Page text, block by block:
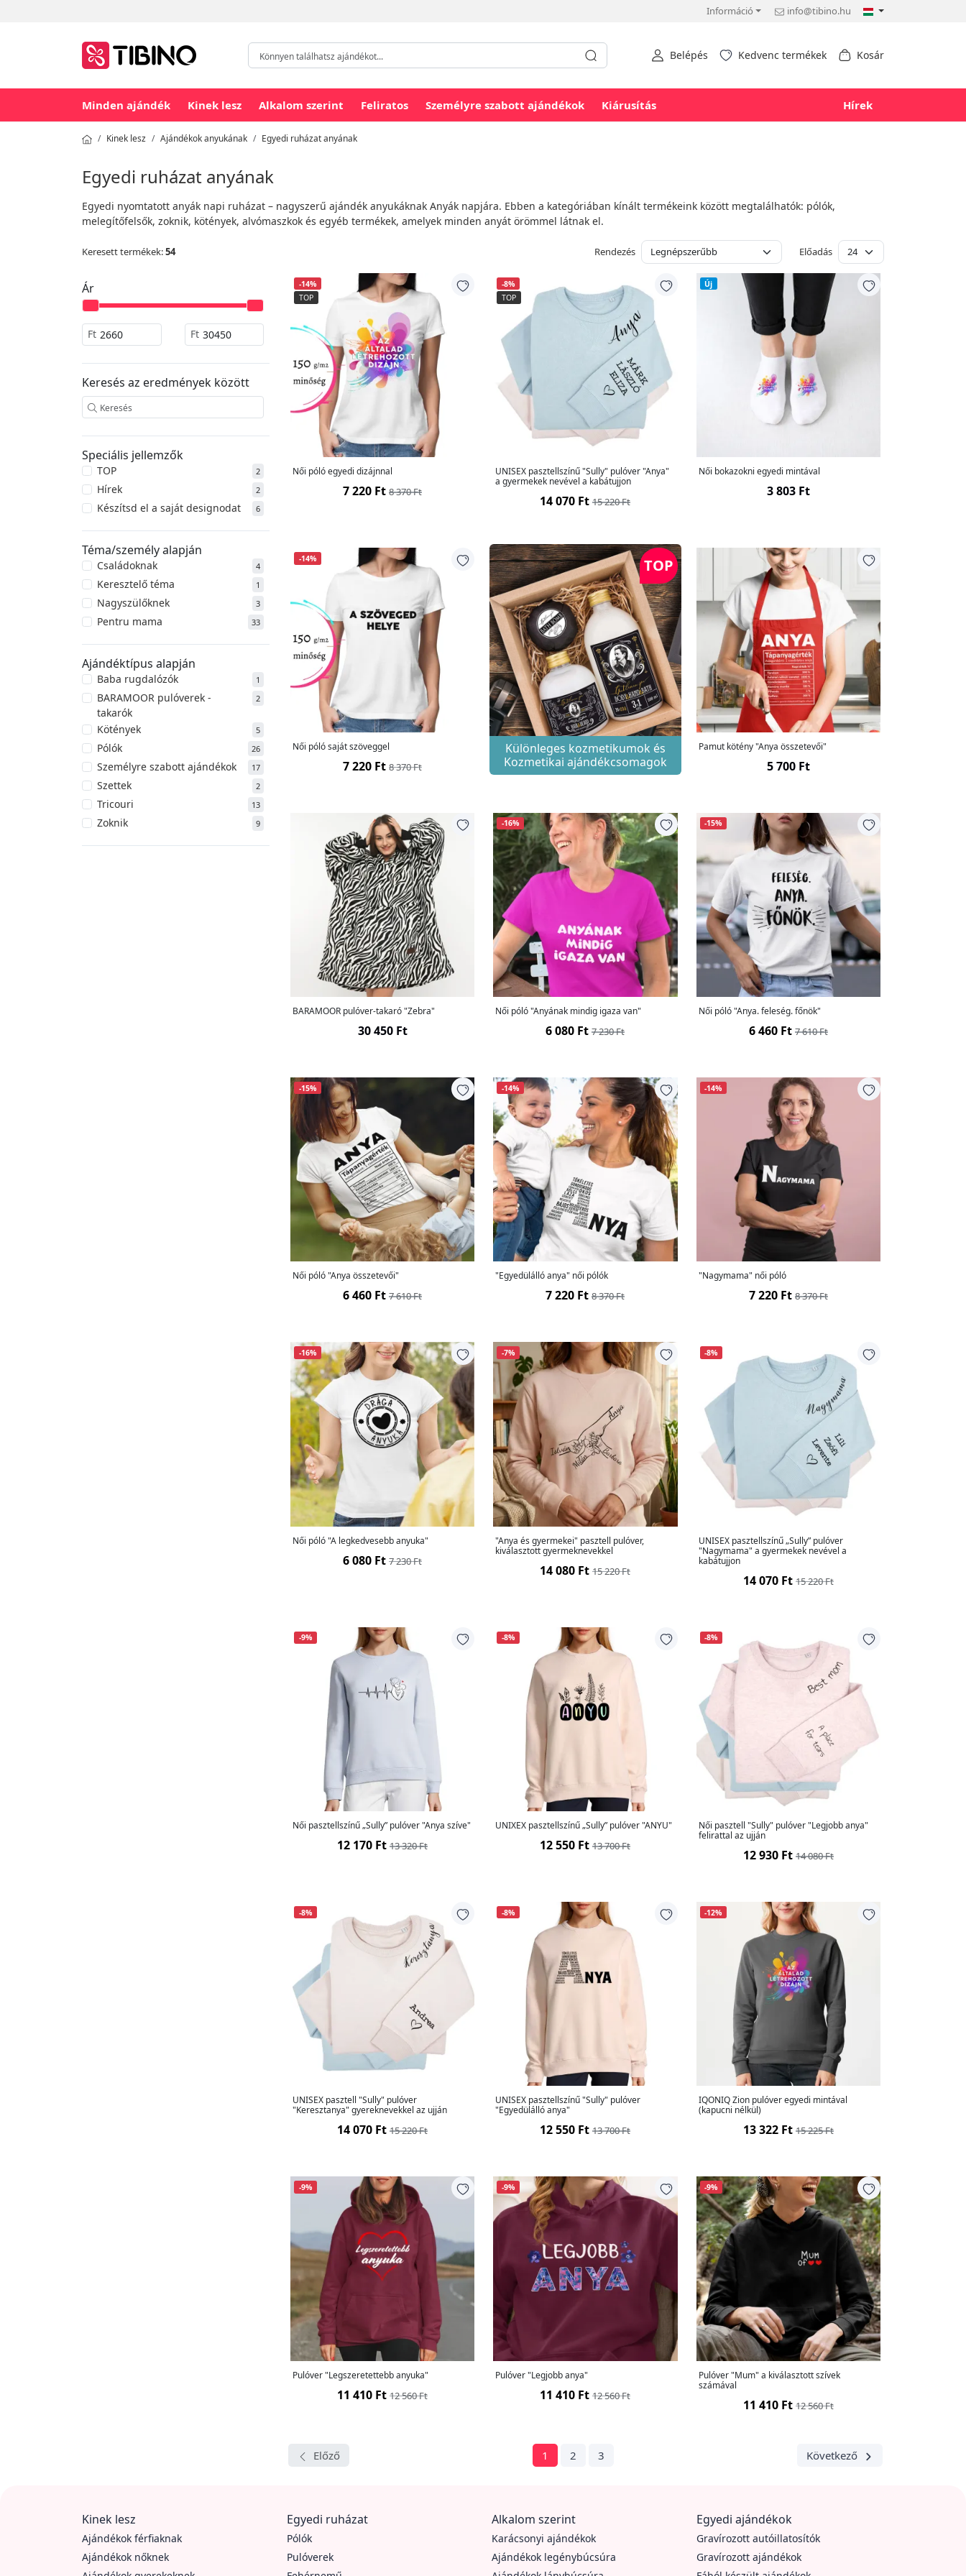
Információ info@tibino.hu
Belépés Kedvenc termékek Kosár
Minden ajándék Kinek lesz Alkalom szerint Feliratos Személyre szabott ajándékok Kiárusítás Hírek
Kinek lesz Ajándékok anyukának Egyedi ruházat anyának
Egyedi ruházat anyának
Egyedi nyomtatott anyák napi ruházat – nagyszerű ajándék anyukáknak Anyák napjára. Ebben a kategóriában kínált termékeink között megtalálhatók: pólók,
melegítőfelsők, zoknik, kötények, alvómaszkok és egyéb termékek, amelyek minden anyát örömmel látnak el.
Keresett termékek:54 Rendezés Előadás
Ár
Ft Ft
Keresés az eredmények között
Speciális jellemzők
TOP 2
Hírek 2
Készítsd el a saját designodat 6
Téma/személy alapján
Családoknak 4
Keresztelő téma 1
Nagyszülőknek 3
Pentru mama 33
Ajándéktípus alapján
Baba rugdalózók 1
BARAMOOR pulóverek -
takarók
2
Kötények 5
Pólók 26
Személyre szabott ajándékok 17
Szettek 2
Tricouri 13
Zoknik 9
-14%
TOP
Női póló egyedi dizájnnal
7 220 Ft 8 370 Ft
-8%
TOP
UNISEX pasztellszínű "Sully" pulóver "Anya"
a gyermekek nevével a kabátujjon
14 070 Ft 15 220 Ft
Új
Női bokazokni egyedi mintával
3 803 Ft
-14%
Női póló saját szöveggel
7 220 Ft 8 370 Ft
TOP
Különleges kozmetikumok és
Kozmetikai ajándékcsomagok
Pamut kötény "Anya összetevői"
5 700 Ft
BARAMOOR pulóver-takaró "Zebra"
30 450 Ft
-16%
Női póló "Anyának mindig igaza van"
6 080 Ft 7 230 Ft
-15%
Női póló "Anya. feleség. főnök"
6 460 Ft 7 610 Ft
-15%
Női póló "Anya összetevői"
6 460 Ft 7 610 Ft
-14%
"Egyedülálló anya" női pólók
7 220 Ft 8 370 Ft
-14%
"Nagymama" női póló
7 220 Ft 8 370 Ft
-16%
Női póló "A legkedvesebb anyuka"
6 080 Ft 7 230 Ft
-7%
"Anya és gyermekei" pasztell pulóver,
kiválasztott gyermeknevekkel
14 080 Ft 15 220 Ft
-8%
UNISEX pasztellszínű „Sully” pulóver
"Nagymama" a gyermekek nevével a
kabátujjon
14 070 Ft 15 220 Ft
-9%
Női pasztellszínű „Sully” pulóver "Anya szíve"
12 170 Ft 13 320 Ft
-8%
UNIXEX pasztellszínű „Sully” pulóver "ANYU"
12 550 Ft 13 700 Ft
-8%
Női pasztell "Sully" pulóver "Legjobb anya"
felirattal az ujján
12 930 Ft 14 080 Ft
-8%
UNISEX pasztell "Sully" pulóver
"Keresztanya" gyereknevekkel az ujján
14 070 Ft 15 220 Ft
-8%
UNISEX pasztellszínű "Sully" pulóver
"Egyedülálló anya"
12 550 Ft 13 700 Ft
-12%
IQONIQ Zion pulóver egyedi mintával
(kapucni nélkül)
13 322 Ft 15 225 Ft
-9%
Pulóver "Legszeretettebb anyuka"
11 410 Ft 12 560 Ft
-9%
Pulóver "Legjobb anya"
11 410 Ft 12 560 Ft
-9%
Pulóver "Mum" a kiválasztott szívek
számával
11 410 Ft 12 560 Ft
Előző 1 2 3 Következő
Kinek lesz
Ajándékok férfiaknak
Ajándékok nőknek
Egyedi ruházat
Pólók
Pulóverek
Alkalom szerint
Karácsonyi ajándékok
Ajándékok legénybúcsúra
Egyedi ajándékok
Gravírozott autóillatosítók
Gravírozott ajándékok